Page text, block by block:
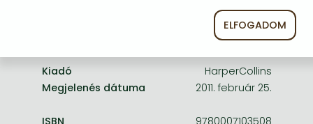
Kiadó
HarperCollins
Megjelenés dátuma
2011. február 25.
ISBN
9780007103508
ELFOGADOM